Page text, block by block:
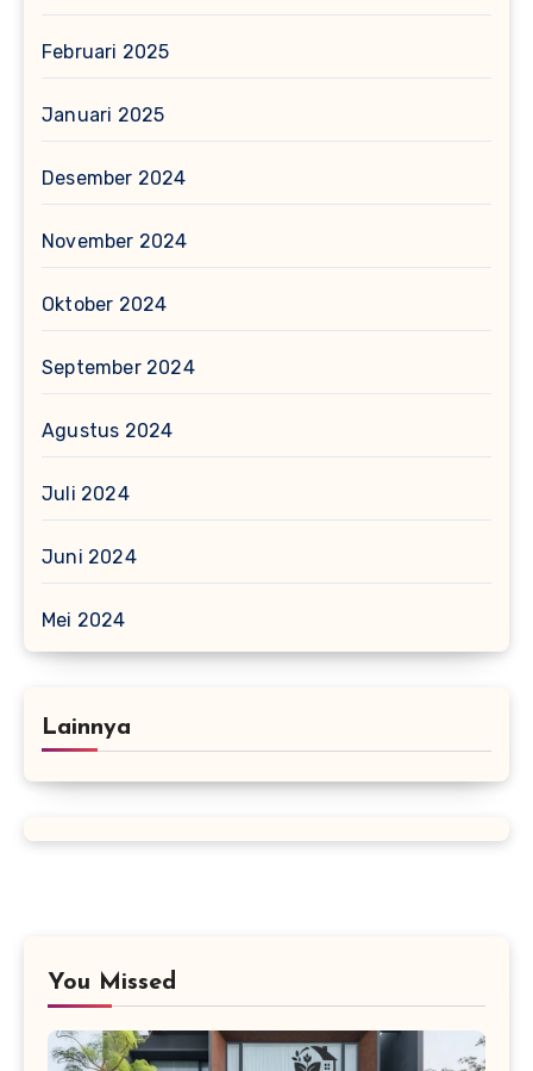
Februari 2025
Januari 2025
Desember 2024
November 2024
Oktober 2024
September 2024
Agustus 2024
Juli 2024
Juni 2024
Mei 2024
Lainnya
You Missed